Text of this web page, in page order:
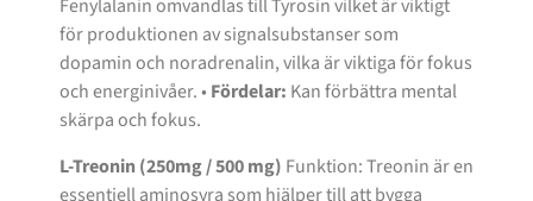
Fenylalanin omvandlas till Tyrosin vilket är viktigt
för produktionen av signalsubstanser som
dopamin och noradrenalin, vilka är viktiga för fokus
och energinivåer. • Fördelar: Kan förbättra mental
skärpa och fokus.
L-Treonin (250mg / 500 mg) Funktion: Treonin är en
essentiell aminosyra som hjälper till att bygga